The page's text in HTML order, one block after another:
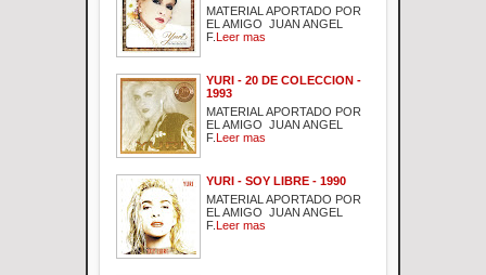
MATERIAL APORTADO POR
EL AMIGO JUAN ANGEL
F.Leer mas
YURI - 20 DE COLECCION -
1993
MATERIAL APORTADO POR
EL AMIGO JUAN ANGEL
F.Leer mas
YURI - SOY LIBRE - 1990
MATERIAL APORTADO POR
EL AMIGO JUAN ANGEL
F.Leer mas